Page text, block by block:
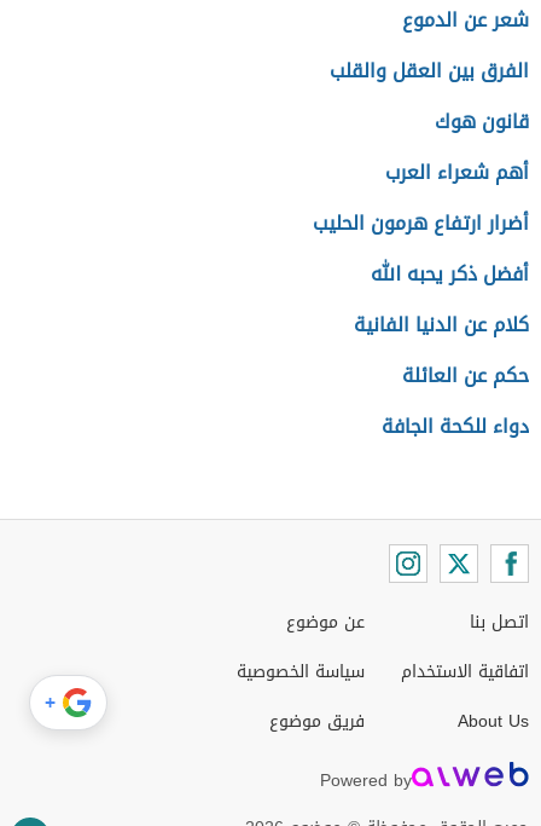
شعر عن الدموع
الفرق بين العقل والقلب
قانون هوك
أهم شعراء العرب
أضرار ارتفاع هرمون الحليب
أفضل ذكر يحبه الله
كلام عن الدنيا الفانية
حكم عن العائلة
دواء للكحة الجافة
اتصل بنا
اتفاقية الاستخدام
About Us
عن موضوع
سياسة الخصوصية
فريق موضوع
Powered by
+